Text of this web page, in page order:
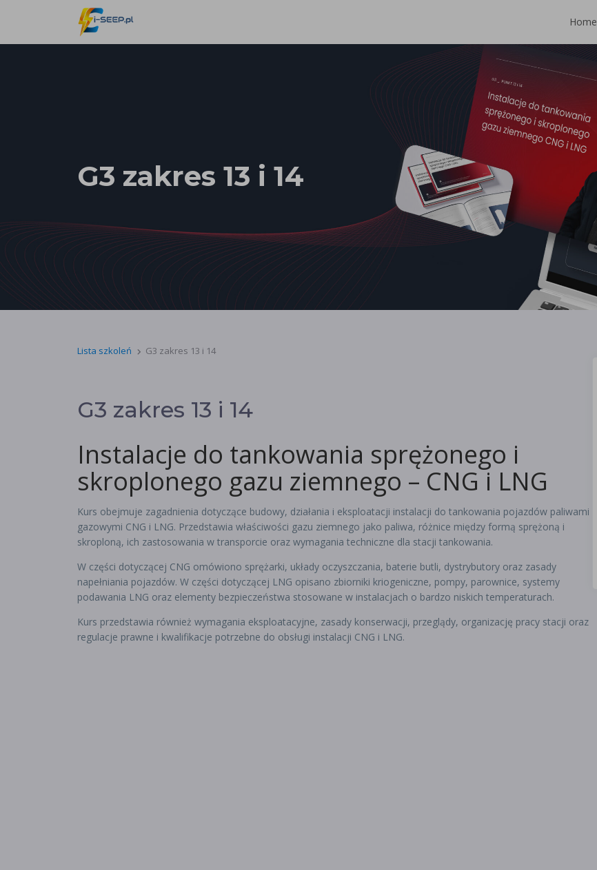
Home
G3 zakres 13 i 14
Lista szkoleń G3 zakres 13 i 14
G3 zakres 13 i 14
Instalacje do tankowania sprężonego i
skroplonego gazu ziemnego – CNG i LNG
Kurs obejmuje zagadnienia dotyczące budowy, działania i eksploatacji instalacji do tankowania pojazdów paliwami
gazowymi CNG i LNG. Przedstawia właściwości gazu ziemnego jako paliwa, różnice między formą sprężoną i
skroploną, ich zastosowania w transporcie oraz wymagania techniczne dla stacji tankowania.
W części dotyczącej CNG omówiono sprężarki, układy oczyszczania, baterie butli, dystrybutory oraz zasady
napełniania pojazdów. W części dotyczącej LNG opisano zbiorniki kriogeniczne, pompy, parownice, systemy
podawania LNG oraz elementy bezpieczeństwa stosowane w instalacjach o bardzo niskich temperaturach.
Kurs przedstawia również wymagania eksploatacyjne, zasady konserwacji, przeglądy, organizację pracy stacji oraz
regulacje prawne i kwalifikacje potrzebne do obsługi instalacji CNG i LNG.